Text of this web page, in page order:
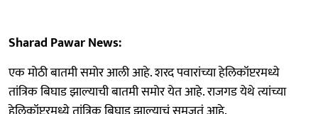
Sharad Pawar News:
एक मोठी बातमी समोर आली आहे. शरद पवारांच्या हेलिकॉप्टरमध्ये
तांत्रिक बिघाड झाल्याची बातमी समोर येत आहे. राजगड येथे त्यांच्या